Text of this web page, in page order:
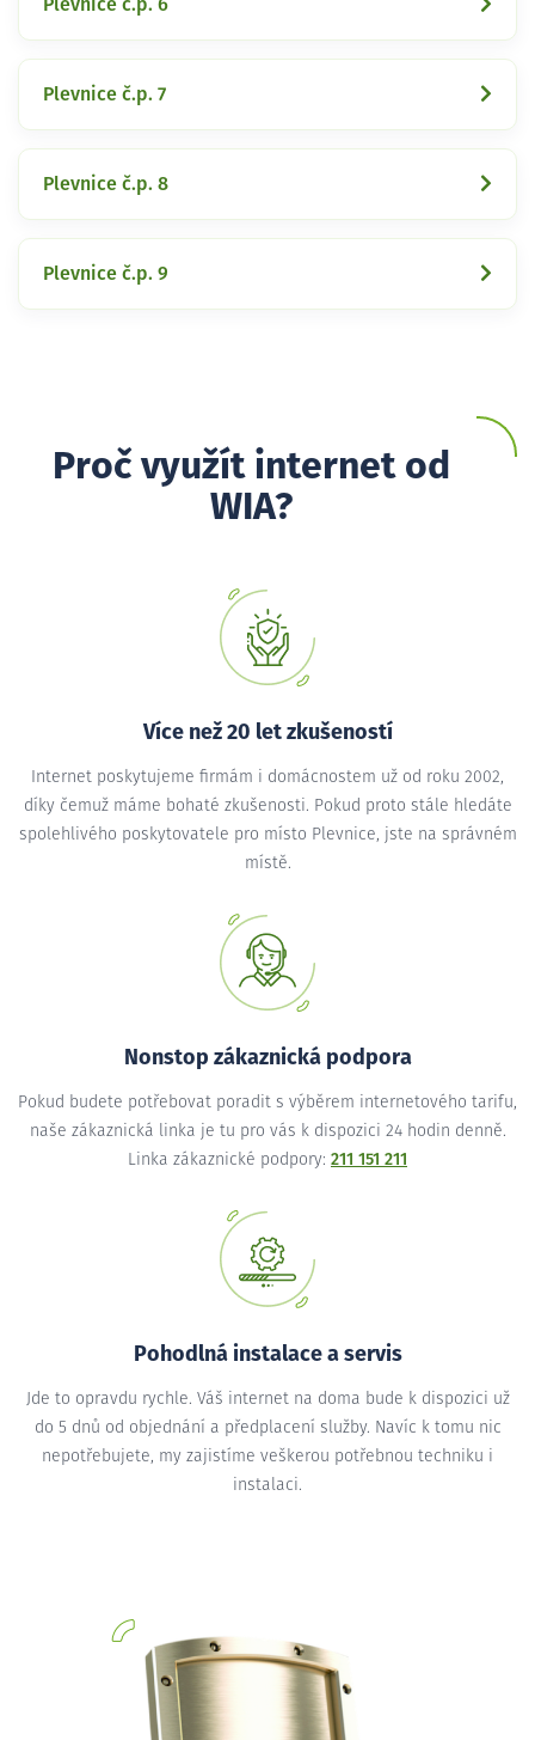
Plevnice č.p. 6
Plevnice č.p. 7
Plevnice č.p. 8
Plevnice č.p. 9
Proč využít internet od
WIA?
Více než 20 let zkušeností
Internet poskytujeme firmám i domácnostem už od roku 2002,
díky čemuž máme bohaté zkušenosti. Pokud proto stále hledáte
spolehlivého poskytovatele pro místo Plevnice, jste na správném
místě.
Nonstop zákaznická podpora
Pokud budete potřebovat poradit s výběrem internetového tarifu,
naše zákaznická linka je tu pro vás k dispozici 24 hodin denně.
Linka zákaznické podpory: 211 151 211
Pohodlná instalace a servis
Jde to opravdu rychle. Váš internet na doma bude k dispozici už
do 5 dnů od objednání a předplacení služby. Navíc k tomu nic
nepotřebujete, my zajistíme veškerou potřebnou techniku i
instalaci.